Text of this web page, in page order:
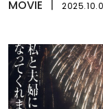
MOVIE